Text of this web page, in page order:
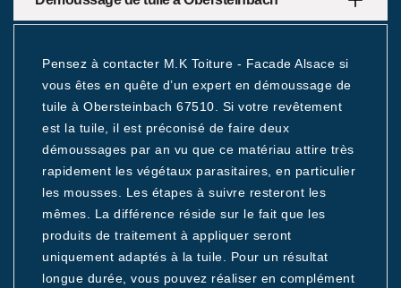
Pensez à contacter M.K Toiture - Facade Alsace si
vous êtes en quête d’un expert en démoussage de
tuile à Obersteinbach 67510. Si votre revêtement
est la tuile, il est préconisé de faire deux
démoussages par an vu que ce matériau attire très
rapidement les végétaux parasitaires, en particulier
les mousses. Les étapes à suivre resteront les
mêmes. La différence réside sur le fait que les
produits de traitement à appliquer seront
uniquement adaptés à la tuile. Pour un résultat
longue durée, vous pouvez réaliser en complément